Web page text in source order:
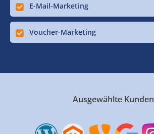
E-Mail-Marketing
Voucher-Marketing
Ausgewählte Kunden